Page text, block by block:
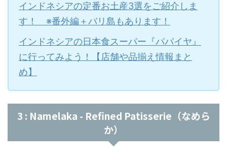
インドネシアの定番お土産3選をご紹介しま
す！ ※番外編＋バリ島もあります！
インドネシアの日本食スーパー『パパイヤ』
に行ってみよう！【店舗や品揃え情報まと
め】
3 : Namelaka - Refined Patisserie（なめら
か）